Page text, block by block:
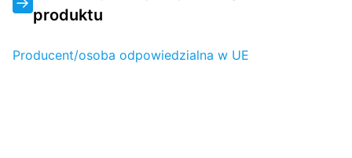
produktu
Producent/osoba odpowiedzialna w UE